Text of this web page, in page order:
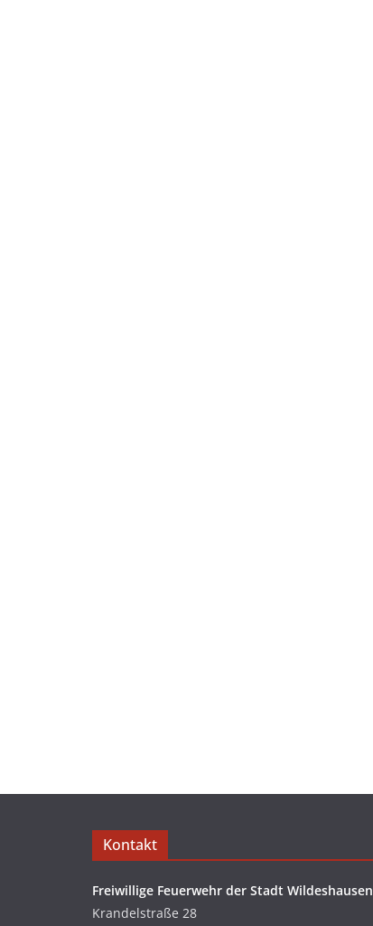
Kontakt
Freiwillige Feuerwehr der Stadt Wildeshausen
Krandelstraße 28